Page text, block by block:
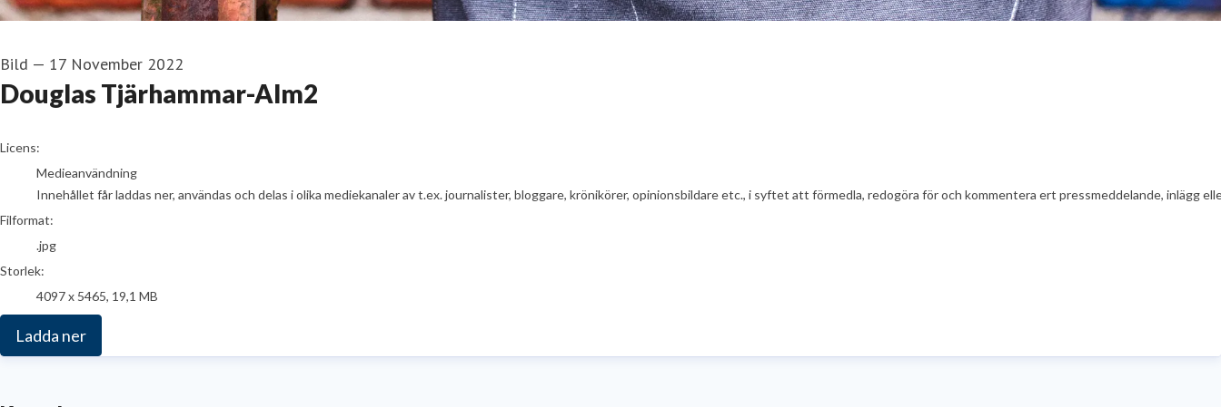
Bild — 17 November 2022
Douglas Tjärhammar-Alm2
go to media item
Licens:
Medieanvändning
Innehållet får laddas ner, användas och delas i olika mediekanaler av t.ex. journalister, bloggare, krönikörer, opinionsbildare etc., i syftet att förmedla, redogöra för och kommentera ert pressmeddelande,
Filformat:
.jpg
Storlek:
4097 x 5465, 19,1 MB
Ladda ner